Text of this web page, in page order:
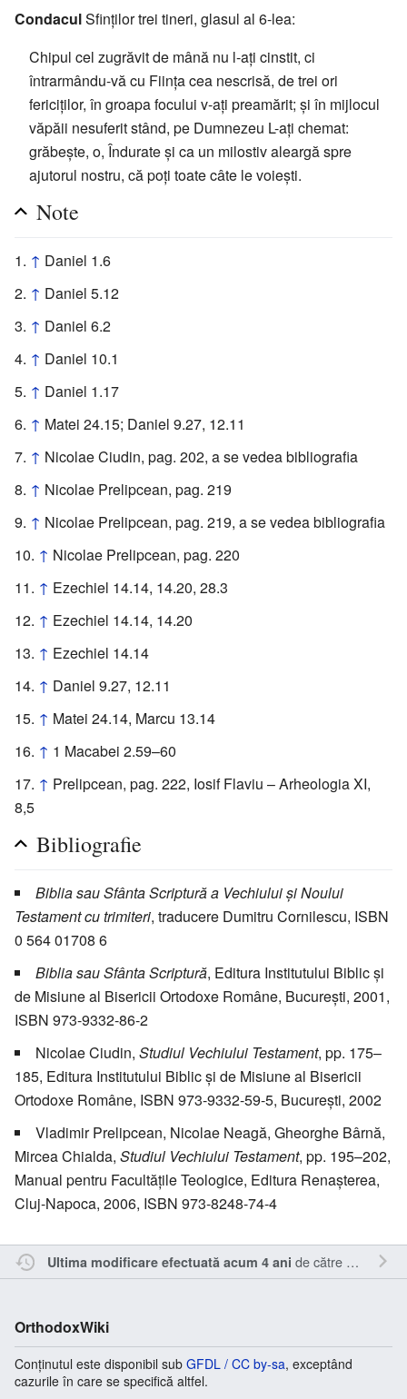
CondaculSfinților trei tineri, glasul al 6-lea:
Chipul cel zugrăvit de mână nu l-ați cinstit, ci
întrarmându-vă cu Ființa cea nescrisă, de trei ori
fericiților, în groapa focului v-ați preamărit; și în mijlocul
văpăii nesuferit stând, pe Dumnezeu L-ați chemat:
grăbește, o, Îndurate și ca un milostiv aleargă spre
ajutorul nostru, că poți toate câte le voiești.
Note
↑ Daniel 1.6
↑ Daniel 5.12
↑ Daniel 6.2
↑ Daniel 10.1
↑ Daniel 1.17
↑ Matei 24.15; Daniel 9.27, 12.11
↑ Nicolae Ciudin, pag. 202, a se vedea bibliografia
↑ Nicolae Prelipcean, pag. 219
↑ Nicolae Prelipcean, pag. 219, a se vedea bibliografia
↑ Nicolae Prelipcean, pag. 220
↑ Ezechiel 14.14, 14.20, 28.3
↑ Ezechiel 14.14, 14.20
↑ Ezechiel 14.14
↑ Daniel 9.27, 12.11
↑ Matei 24.14, Marcu 13.14
↑ 1 Macabei 2.59–60
↑ Prelipcean, pag. 222, Iosif Flaviu – Arheologia XI,
8,5
Bibliografie
Biblia sau Sfânta Scriptură a Vechiului și Noului
Testament cu trimiteri, traducere Dumitru Cornilescu, ISBN
0 564 01708 6
Biblia sau Sfânta Scriptură, Editura Institutului Biblic și
de Misiune al Bisericii Ortodoxe Române, București, 2001,
ISBN 973-9332-86-2
Nicolae Ciudin, Studiul Vechiului Testament, pp. 175–
185, Editura Institutului Biblic și de Misiune al Bisericii
Ortodoxe Române, ISBN 973-9332-59-5, București, 2002
Vladimir Prelipcean, Nicolae Neagă, Gheorghe Bârnă,
Mircea Chialda, Studiul Vechiului Testament, pp. 195–202,
Manual pentru Facultățile Teologice, Editura Renașterea,
Cluj-Napoca, 2006, ISBN 973-8248-74-4
Ultima modificare efectuată acum 4 ani de către Sîmbotin
OrthodoxWiki
Conținutul este disponibil sub GFDL / CC by-sa, exceptând
cazurile în care se specifică altfel.